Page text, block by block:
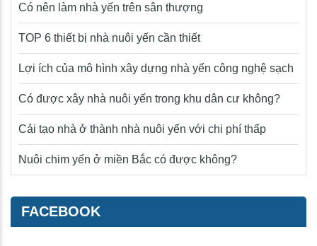
Có nên làm nhà yến trên sân thượng
TOP 6 thiết bị nhà nuôi yến cần thiết
Lợi ích của mô hình xây dựng nhà yến công nghệ sạch
Có được xây nhà nuôi yến trong khu dân cư không?
Cải tạo nhà ở thành nhà nuôi yến với chi phí thấp
Nuôi chim yến ở miền Bắc có được không?
FACEBOOK